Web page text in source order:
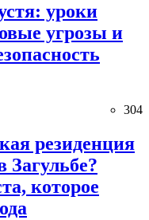
уроки
угрозы и
304
резиденция
Загульбе?
которое